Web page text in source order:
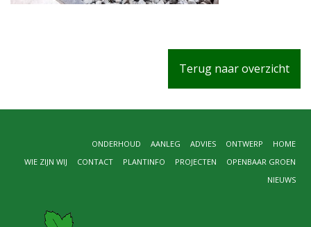
Terug naar overzicht
HOME
ONTWERP
ADVIES
AANLEG
ONDERHOUD
OPENBAAR GROEN
PROJECTEN
PLANTINFO
CONTACT
WIE ZIJN WIJ
NIEUWS